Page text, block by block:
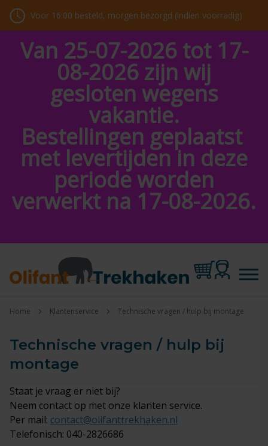
Voor 16:00 besteld, morgen bezorgd (indien voorradig)
Van 25-07-2026 tot 17-
08-2026 zijn wij
gesloten wegens
vakantie.
Bestellingen geplaatst
met levertijden in deze
periode worden
verwerkt na 17-08-2026.
Home Klantenservice Technische vragen / hulp bij montage
Technische vragen / hulp bij
montage
Staat je vraag er niet bij?
Neem contact op met onze klanten service.
Per mail: contact@olifanttrekhaken.nl
Telefonisch: 040-2826686